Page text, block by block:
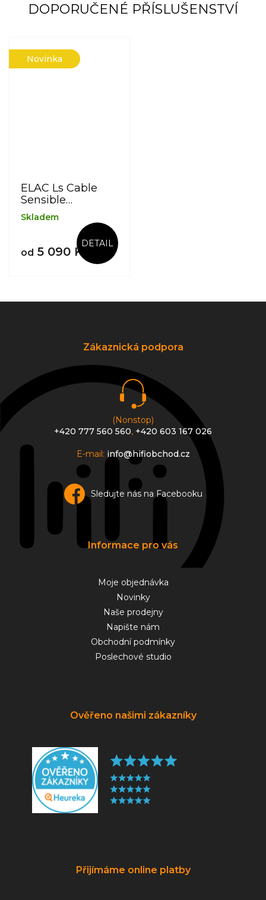
DOPORUČENÉ PŘÍSLUŠENSTVÍ
Novinka
ELAC Ls Cable
Sensible
Reference 3m/4.5
m
Skladem
od 5 090 Kč
DETAIL
Zákaznická podpora
(Nonstop)
+420 777 560 560, +420 603 167 026
E-mail: info@hifiobchod.cz
Sledujte nás na Facebooku
Informace pro vás
Moje objednávka
Novinky
Naše prodejny
Napište nám
Obchodní podmínky
Poslechové studio
Ověřeno našimi zákazníky
Přijímáme online platby